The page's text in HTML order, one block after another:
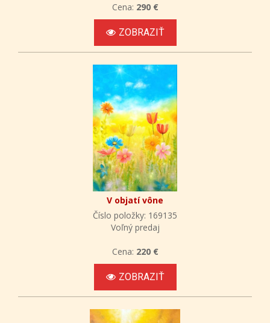
Cena: 290 €
ZOBRAZIŤ
V objatí vône
Číslo položky: 169135
Voľný predaj
Cena: 220 €
ZOBRAZIŤ